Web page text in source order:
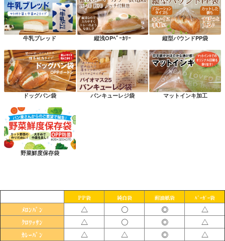
牛乳ブレッド 縦浅OPﾍﾞｰｶﾘｰ 縦型パウンドPP袋
ドッグパン袋 パンキューレジ袋 マットインキ加工
野菜鮮度保存袋
PP袋 純白袋 耐油紙袋 ﾊﾞｰｶﾞｰ袋
ﾒﾛﾝﾊﾟﾝ △ 〇 ◎ △
ｸﾛﾜｯｻﾝ △ 〇 ◎ △
ｶﾚｰﾊﾟﾝ △ △ ◎ △